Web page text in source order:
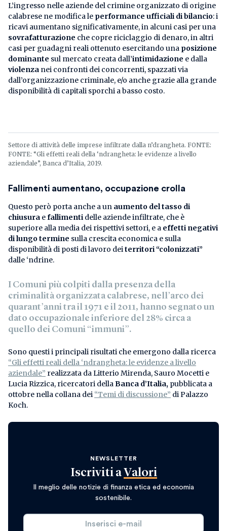
L’ingresso nelle aziende del crimine organizzato di origine
calabrese ne modifica le performance ufficiali di bilancio: i
ricavi aumentano significativamente, in alcuni casi per una
sovrafatturazione che copre riciclaggio di denaro, in altri
casi per guadagni reali ottenuto esercitando una posizione
dominante sul mercato creata dall’intimidazione e dalla
violenza nei confronti dei concorrenti, spazzati via
dall’organizzazione criminale, e/o anche grazie alla grande
disponibilità di capitali sporchi a basso costo.
Settore di attività delle imprese infiltrate dalla n’drangheta. FONTE:
FONTE: “Gli effetti reali della ‘ndrangheta: le evidenze a livello
aziendale”, Banca d’Italia, 2019.
Fallimenti aumentano, occupazione crolla
Questo però porta anche a un aumento del tasso di
chiusura efallimenti delle aziende infiltrate, che è
superiore alla media dei rispettivi settori, e a effetti negativi
di lungo termine sulla crescita economica e sulla
disponibilità di posti di lavoro deiterritori “colonizzati”
dalle ‘ndrine.
I Comuni più colpiti dalla presenza della
criminalità organizzata calabrese, nell’arco dei
quarant’anni tra il 1971 e il 2011, hanno segnato un
dato occupazionale inferiore del 28% circa a
quello dei Comuni “immuni”.
Sono questi i principali risultati che emergono dalla ricerca
“Gli effetti reali della ‘ndrangheta: le evidenze a livello
aziendale” realizzata da Litterio Mirenda, Sauro Mocetti e
Lucia Rizzica, ricercatori dellaBanca d’Italia, pubblicata a
ottobre nella collana dei “Temi di discussione” di Palazzo
Koch.
NEWSLETTER
Iscriviti a Valori
Il meglio delle notizie di finanza etica ed economia
sostenibile.